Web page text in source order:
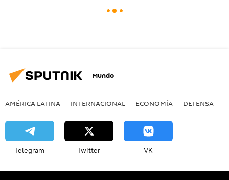
Mundo
AMÉRICA LATINA INTERNACIONAL ECONOMÍA DEFENSA
Telegram Twitter VK